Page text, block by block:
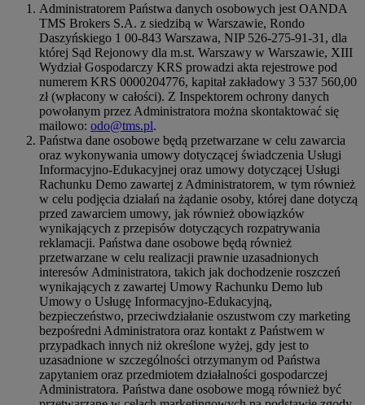
Administratorem Państwa danych osobowych jest OANDA
TMS Brokers S.A. z siedzibą w Warszawie, Rondo
Daszyńskiego 1 00-843 Warszawa, NIP 526-275-91-31, dla
której Sąd Rejonowy dla m.st. Warszawy w Warszawie, XIII
Wydział Gospodarczy KRS prowadzi akta rejestrowe pod
numerem KRS 0000204776, kapitał zakładowy 3 537 560,00
zł (wpłacony w całości). Z Inspektorem ochrony danych
powołanym przez Administratora można skontaktować się
mailowo: odo@tms.pl.
Państwa dane osobowe będą przetwarzane w celu zawarcia
oraz wykonywania umowy dotyczącej świadczenia Usługi
Informacyjno-Edukacyjnej oraz umowy dotyczącej Usługi
Rachunku Demo zawartej z Administratorem, w tym również
w celu podjęcia działań na żądanie osoby, której dane dotyczą
przed zawarciem umowy, jak również obowiązków
wynikających z przepisów dotyczących rozpatrywania
reklamacji. Państwa dane osobowe będą również
przetwarzane w celu realizacji prawnie uzasadnionych
interesów Administratora, takich jak dochodzenie roszczeń
wynikających z zawartej Umowy Rachunku Demo lub
Umowy o Usługę Informacyjno-Edukacyjną,
bezpieczeństwo, przeciwdziałanie oszustwom czy marketing
bezpośredni Administratora oraz kontakt z Państwem w
przypadkach innych niż określone wyżej, gdy jest to
uzasadnione w szczególności otrzymanym od Państwa
zapytaniem oraz przedmiotem działalności gospodarczej
Administratora. Państwa dane osobowe mogą również być